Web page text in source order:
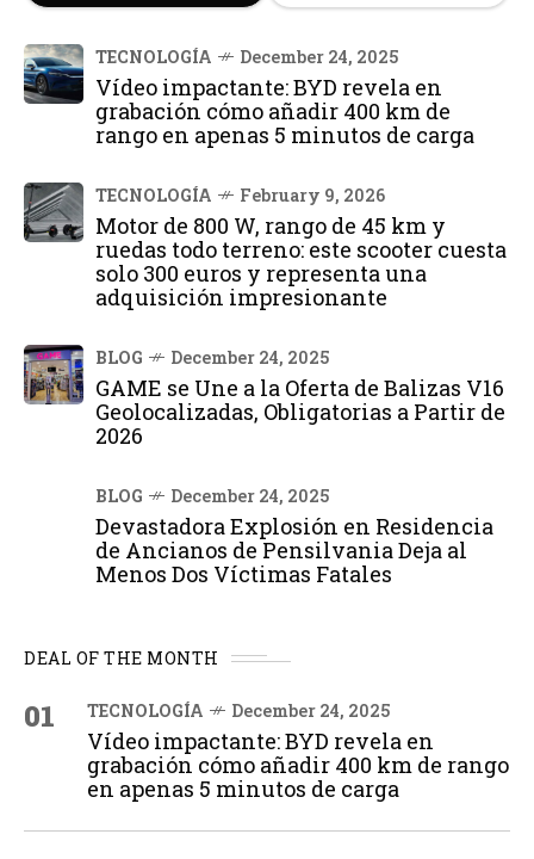
TECNOLOGÍA December 24, 2025
Vídeo impactante: BYD revela en
grabación cómo añadir 400 km de
rango en apenas 5 minutos de carga
TECNOLOGÍA February 9, 2026
Motor de 800 W, rango de 45 km y
ruedas todo terreno: este scooter cuesta
solo 300 euros y representa una
adquisición impresionante
BLOG December 24, 2025
GAME se Une a la Oferta de Balizas V16
Geolocalizadas, Obligatorias a Partir de
2026
BLOG December 24, 2025
Devastadora Explosión en Residencia
de Ancianos de Pensilvania Deja al
Menos Dos Víctimas Fatales
DEAL OF THE MONTH
01 TECNOLOGÍA December 24, 2025
Vídeo impactante: BYD revela en
grabación cómo añadir 400 km de rango
en apenas 5 minutos de carga